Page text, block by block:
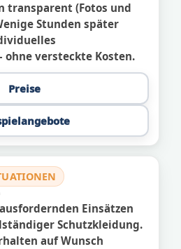
transparent (Fotos und
Stunden später
ohne versteckte Kosten.
Preise
Einsätzen
Schutzkleidung.
auf Wunsch